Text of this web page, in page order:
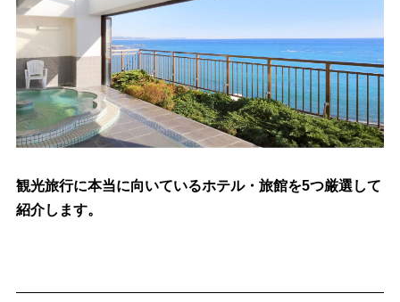
観光旅行に本当に向いているホテル・旅館を5つ厳選して
紹介します。